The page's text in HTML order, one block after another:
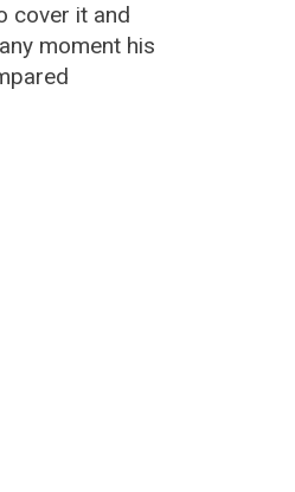
cover it and
moment his